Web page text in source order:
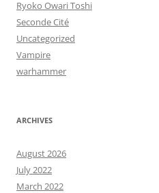
Ryoko Owari Toshi
Seconde Cité
Uncategorized
Vampire
warhammer
ARCHIVES
August 2026
July 2022
March 2022